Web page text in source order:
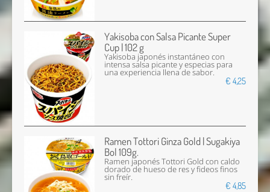
Yakisoba con Salsa Picante Super
Cup | 102 g
Yakisoba japonés instantáneo con
intensa salsa picante y especias para
una experiencia llena de sabor.
€ 4,25
Ramen Tottori Ginza Gold | Sugakiya
Bol 109g.
Ramen japonés Tottori Gold con caldo
dorado de hueso de res y fideos finos
sin freír.
€ 4,85